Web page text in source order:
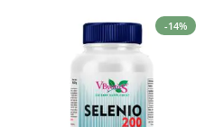
-14%